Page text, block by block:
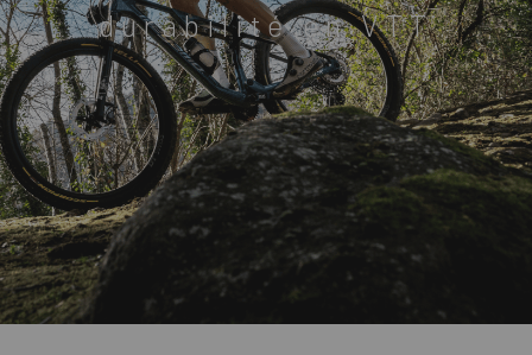
durabilité en VTT